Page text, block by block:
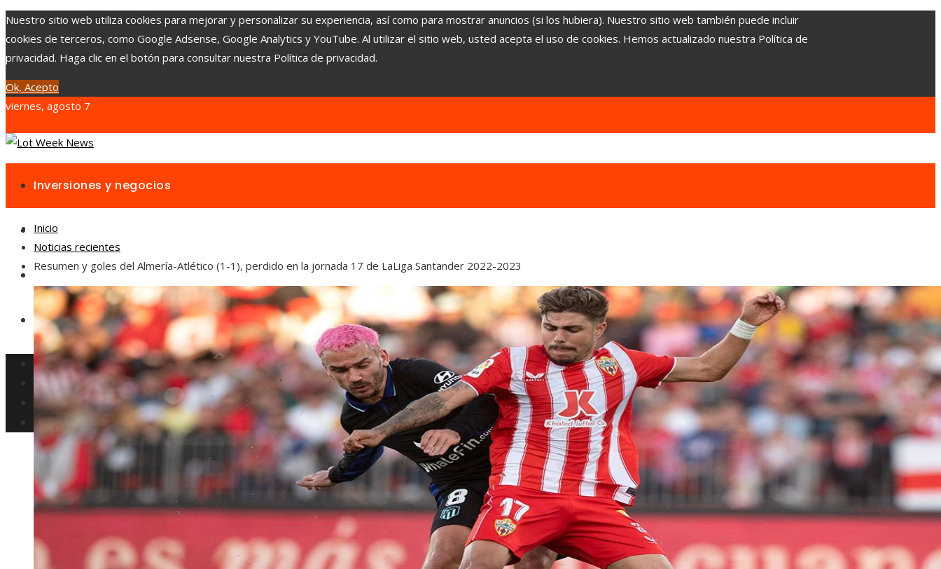
Nuestro sitio web utiliza cookies para mejorar y personalizar su experiencia, así como para mostrar anuncios (si los hubiera). Nuestro sitio web también puede incluir
cookies de terceros, como Google Adsense, Google Analytics y YouTube. Al utilizar el sitio web, usted acepta el uso de cookies. Hemos actualizado nuestra Política de
privacidad. Haga clic en el botón para consultar nuestra Política de privacidad.
Ok, Acepto
viernes, agosto 7
Inversiones y negocios
Responsabilidad social
Cultura y ocio
Ciencia y tecnología
Inversiones y negocios
Responsabilidad social
Cultura y ocio
Ciencia y tecnología
Inicio
Noticias recientes
Resumen y goles del Almería-Atlético (1-1), perdido en la jornada 17 de LaLiga Santander 2022-2023